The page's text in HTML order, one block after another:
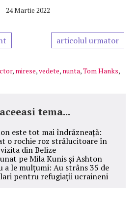
24 Martie 2022
articolul urmator
, mirese,vedete, nunta,Tom Hanks,
tema...
este tot mai îndrăzneață:
o rochie roz strălucitoare în
vizita din Belize
pe Mila Kunis și Ashton
le mulțumi: Au strâns 35 de
pentru refugiații ucraineni